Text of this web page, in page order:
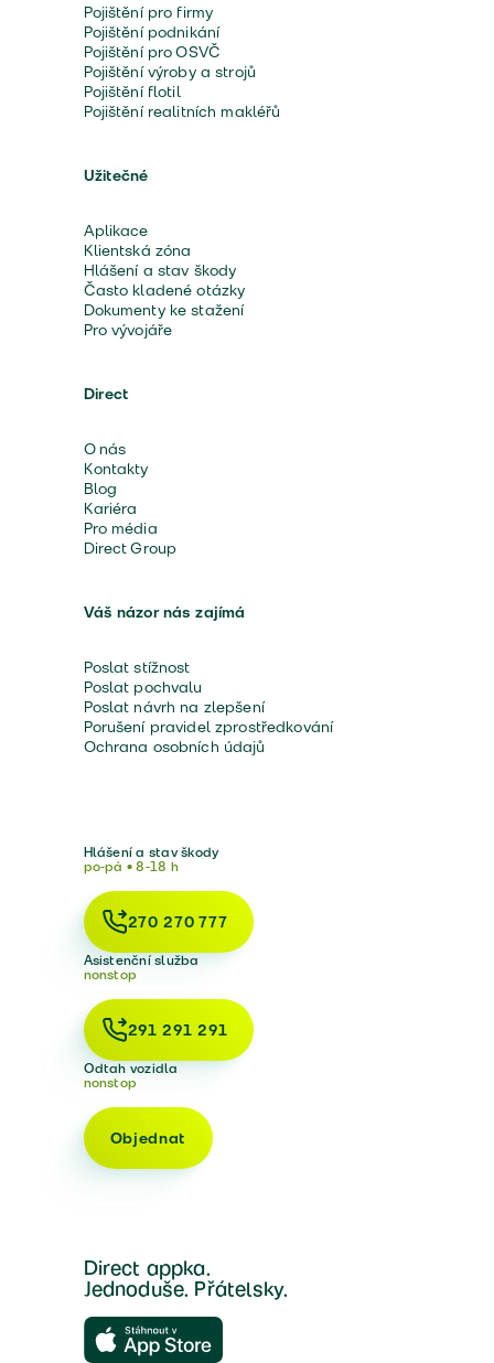
Pojištění pro firmy
Pojištění podnikání
Pojištění pro OSVČ
Pojištění výroby a strojů
Pojištění flotil
Pojištění realitních makléřů
Užitečné
Aplikace
Klientská zóna
Hlášení a stav škody
Často kladené otázky
Dokumenty ke stažení
Pro vývojáře
Direct
O nás
Kontakty
Blog
Kariéra
Pro média
Direct Group
Váš názor nás zajímá
Poslat stížnost
Poslat pochvalu
Poslat návrh na zlepšení
Porušení pravidel zprostředkování
Ochrana osobních údajů
Hlášení a stav škody
po-pá • 8-18 h
270 270 777
Asistenční služba
nonstop
291 291 291
Odtah vozidla
nonstop
Objednat
Direct appka.
Jednoduše. Přátelsky.